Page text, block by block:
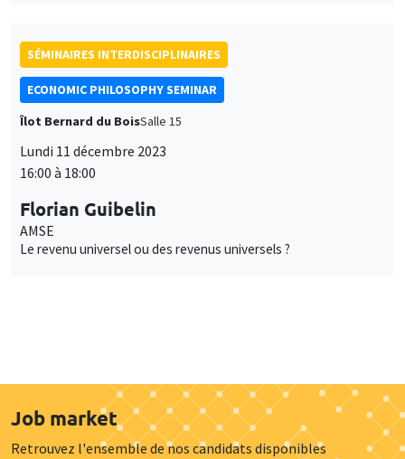
SÉMINAIRES INTERDISCIPLINAIRES
ECONOMIC PHILOSOPHY SEMINAR
Îlot Bernard du BoisSalle 15
Lundi 11 décembre 2023
16:00 à 18:00
Florian Guibelin
AMSE
Le revenu universel ou des revenus universels ?
Job market
Retrouvez l'ensemble de nos candidats disponibles